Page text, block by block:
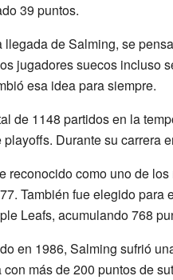
39 puntos.
llegada de Salming, se
jugadores suecos incluso
esa idea para siempre.
de 1148 partidos en la
playoffs. Durante su carrera
reconocido como uno de
También fue elegido
Leafs, acumulando 768
en 1986, Salming sufrió
más de 200 puntos de